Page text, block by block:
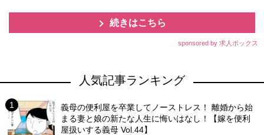
続きはこちら
sponsored by 求人ボックス
人気記事ランキング
義母の便利屋を卒業してノーストレス！ 離婚から始
まる妻と娘の新たな人生に悔いはなし！【嫁を便利
屋扱いする義母 Vol.44】